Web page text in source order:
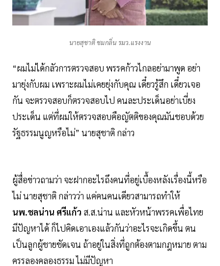
นายสุชาติ ชมกลิ่น รมว.แรงงาน
“ผมไม่ได้กลัวการตรวจสอบ พรรคก้าวไกลอย่ามาพูด อย่า
มายุ่งกับผม เพราะผมไม่เคยยุ่งกับคุณ เดี๋ยวรู้สึก เดี๋ยวเจอ
กัน จะตรวจสอบก็ตรวจสอบไป คนละประเด็นอย่าเบี่ยง
ประเด็น แต่ที่ผมให้ตรวจสอบคือญัตติของคุณมันชอบด้วย
รัฐธรรมนูญหรือไม่” นายสุชาติ กล่าว
ผู้สื่อข่าวถามว่า จะฝากอะไรถึงคนที่อยู่เบื้องหลังเรื่องนี้หรือ
ไม่ นายสุชาติ กล่าวว่า แค่คนคนเดียวสามารถทำให้
นพ.ชลน่าน ศรีแก้ว ส.ส.น่าน และหัวหน้าพรรคเพื่อไทย
มีปัญหาได้ ก็ไปคิดเอาเองแล้วกันว่าอะไรจะเกิดขึ้น ตน
เป็นลูกผู้ชายชัดเจน ถ้าอยู่ในสิ่งที่ถูกต้องตามกฎหมาย ตาม
ครรลองคลองธรรม ไม่มีปัญหา